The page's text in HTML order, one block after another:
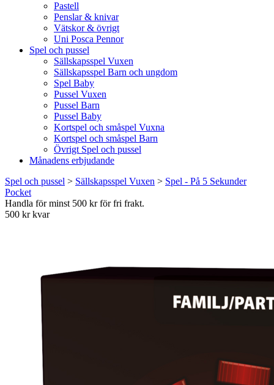
Pastell
Penslar & knivar
Vätskor & övrigt
Uni Posca Pennor
Spel och pussel
Sällskapsspel Vuxen
Sällskapsspel Barn och ungdom
Spel Baby
Pussel Vuxen
Pussel Barn
Pussel Baby
Kortspel och småspel Vuxna
Kortspel och småspel Barn
Övrigt Spel och pussel
Månadens erbjudande
Spel och pussel > Sällskapsspel Vuxen > Spel - På 5 Sekunder
Pocket
Handla för minst 500 kr för fri frakt.
500 kr kvar